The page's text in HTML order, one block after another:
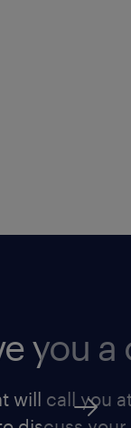
you a
will call you